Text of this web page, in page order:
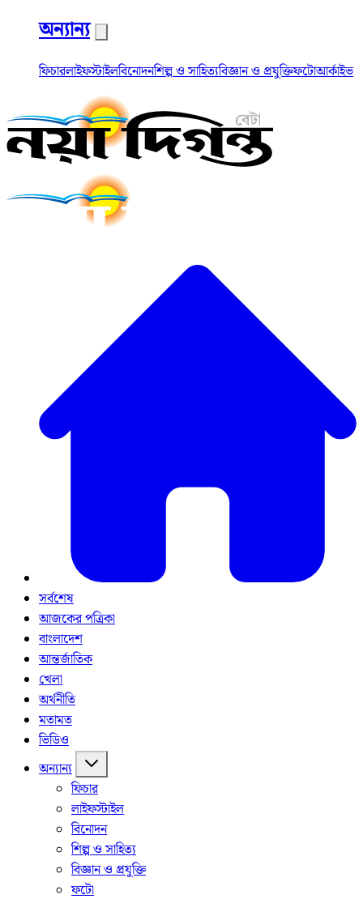
অন্যান্য
ফিচারলাইফস্টাইলবিনোদনশিল্প ও সাহিত্যবিজ্ঞান ও প্রযুক্তিফটোআর্কাইভ
সর্বশেষ
আজকের পত্রিকা
বাংলাদেশ
আন্তর্জাতিক
খেলা
অর্থনীতি
মতামত
ভিডিও
অন্যান্য
ফিচার
লাইফস্টাইল
বিনোদন
শিল্প ও সাহিত্য
বিজ্ঞান ও প্রযুক্তি
ফটো